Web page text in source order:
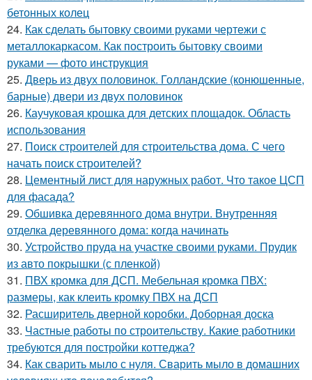
бетонных колец
24. Как сделать бытовку своими руками чертежи с
металлокаркасом. Как построить бытовку своими
руками — фото инструкция
25. Дверь из двух половинок. Голландские (конюшенные,
барные) двери из двух половинок
26. Каучуковая крошка для детских площадок. Область
использования
27. Поиск строителей для строительства дома. С чего
начать поиск строителей?
28. Цементный лист для наружных работ. Что такое ЦСП
для фасада?
29. Обшивка деревянного дома внутри. Внутренняя
отделка деревянного дома: когда начинать
30. Устройство пруда на участке своими руками. Прудик
из авто покрышки (с пленкой)
31. ПВХ кромка для ДСП. Мебельная кромка ПВХ:
размеры, как клеить кромку ПВХ на ДСП
32. Расширитель дверной коробки. Доборная доска
33. Частные работы по строительству. Какие работники
требуются для постройки коттеджа?
34. Как сварить мыло с нуля. Сварить мыло в домашних